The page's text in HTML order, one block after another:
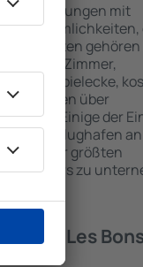
Einrichtungen mit
Annehmlichkeiten,
beliebtesten
/ Safe im Zimmer,
Kinderspielecke,
über
Einige der
zum Flughafen
der größten
Villers zu
in in Les